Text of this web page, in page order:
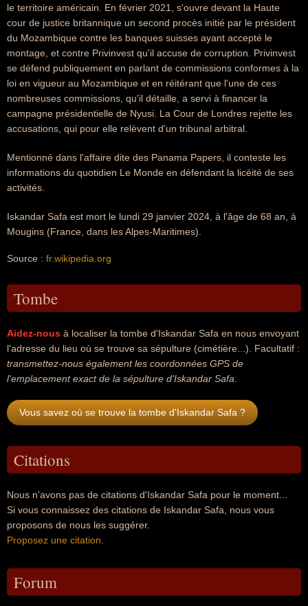
le territoire américain. En février 2021, s'ouvre devant la Haute
cour de justice britannique un second procès initié par le président
du Mozambique contre les banques suisses ayant accepté le
montage, et contre Privinvest qu'il accuse de corruption. Privinvest
se défend publiquement en parlant de commissions conformes à la
loi en vigueur au Mozambique et en réitérant que l'une de ces
nombreuses commissions, qu'il détaille, a servi à financer la
campagne présidentielle de Nyusi. La Cour de Londres rejette les
accusations, qui pour elle relèvent d'un tribunal arbitral.
Mentionné dans l'affaire dite des Panama Papers, il conteste les
informations du quotidien Le Monde en défendant la licéité de ses
activités.
Iskandar Safa est mort le lundi 29 janvier 2024, à l'âge de 68 an, à
Mougins (France, dans les Alpes-Maritimes).
Source : fr.wikipedia.org
Tombe
Aidez-nous à localiser la tombe d'Iskandar Safa en nous envoyant
l'adresse du lieu où se trouve sa sépulture (cimétière...). Facultatif :
transmettez-nous également les coordonnées GPS de
l'emplacement exact de la sépulture d'Iskandar Safa
Vous savez où se trouve la tombe d'Iskandar Safa ?
Citations
Nous n'avons pas de citations d'Iskandar Safa pour le moment...
Si vous connaissez des citations de Iskandar Safa, nous vous
proposons de nous les suggérer.
Proposez une citation
Forum